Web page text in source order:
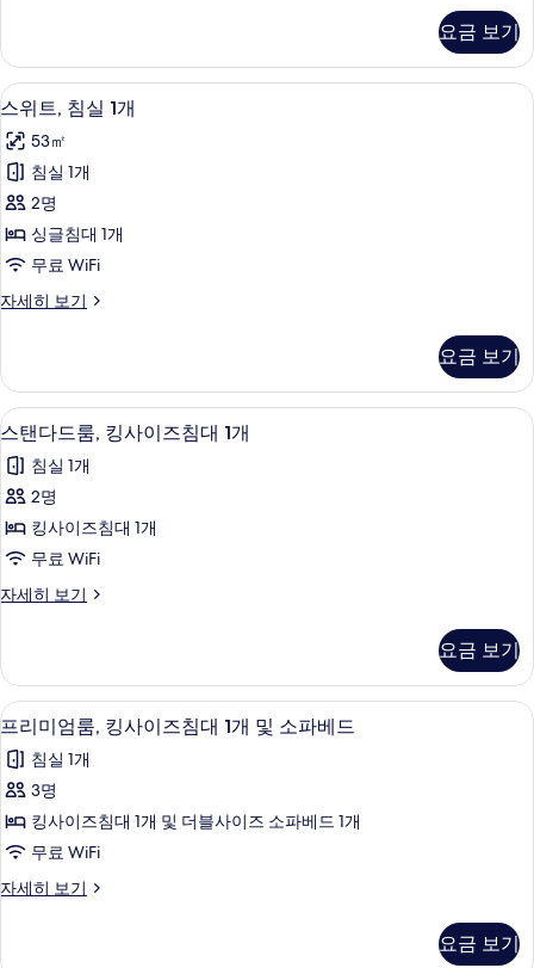
라
운
지
이
용
(Club
Lounge
Access)
진
두
보
기
대
개,
럽
라
지
이
용
(Club
Lounge
히
보
기
요금 보기
스
위
트,
침
실
1
개
사
모
두
보
기
저자극성 침구, 미니바, 객실 내 금고,
12
스위트, 침실 1개
53㎡
침실 1개
2명
싱글침대 1개
무료 WiFi
자세히 보기
스
실
개
세
히
기
요금 보기
스
탠
다
드
룸,
킹
사
즈
침
대
개
사
진
모
스탠다드룸, 킹사이즈침대 1개 | 저자
17
스탠다드룸, 킹사이즈침대 1개
침실 1개
2명
킹사이즈침대 1개
무료 WiFi
자세히 보기
스
룸,
킹
사
즈
침
개
세
요금 보기
프
리
미
엄
룸,
킹
사
즈
저자극성 침구, 미니바, 객실 내 금고,
12
프리미엄룸, 킹사이즈침대 1개 및 소파베드
침실 1개
3명
킹사이즈침대 1개 및 더블사이즈 소파베드 1개
무료 WiFi
자세히 보기
프
요금 보기